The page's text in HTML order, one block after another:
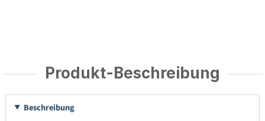
Produkt-Beschreibung
Beschreibung